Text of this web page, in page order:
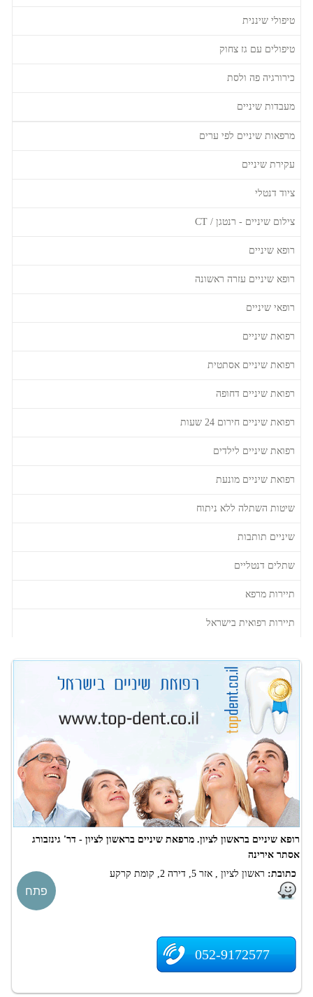
טיפולי שיננית
טיפולים עם גז צחוק
כירורגיה פה ולסת
מעבדות שיניים
מרפאות שיניים לפי ערים
עקירת שיניים
ציוד דנטלי
צילום שיניים - רנטגן / CT
רופא שיניים
רופא שיניים עזרה ראשונה
רופאי שיניים
רפואת שיניים
רפואת שיניים אסתטית
רפואת שיניים דחופה
רפואת שיניים חירום 24 שעות
רפואת שיניים לילדים
רפואת שיניים מונעת
שיטות השתלה ללא ניתוח
שיניים תותבות
שתלים דנטליים
תיירות מרפא
תיירות רפואית בישראל
רופא שיניים בראשון לציון. מרפאת שיניים בראשון לציון - דר' גינזבורג
אסתר אירינה
כתובת: ראשון לציון , אזר 5, דירה 2, קומת קרקע
052-9172577
פתח